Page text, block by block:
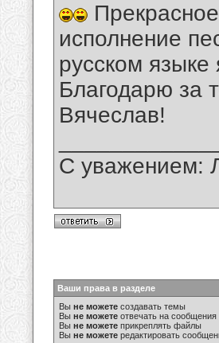
исполнение
русском
Благодарю за
Вячеслав!
С уважением:
Ваши права в разделе
Вы не можете создавать темы
Вы не можете отвечать на сообщения
Вы не можете прикреплять файлы
Вы не можете редактировать